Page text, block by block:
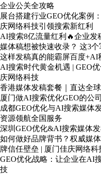
企业公关全攻略
展台搭建行业GEO优化案例
庆网络科技引领搜索新红利
AI搜索8亿流量红利🔥企业发
媒体稿想被快速收录？ 这3
这样发稿真的能霸屏百度+AI
AI搜索时代黄金机遇 | GEO
庆网络科技
香港媒体发稿套餐｜直达全
厦门做AI搜索优化GEO的公
成都GEO优化与AI搜索媒体
资源领航全国服务
深圳GEO优化&AI搜索媒体
如何做好品牌背书？权威媒
牌信任壁垒 | 厦门佳庆网络科
GEO优化战略：让企业在AI
技